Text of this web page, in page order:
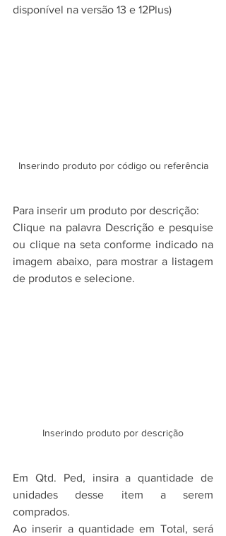
disponível na versão 13 e 12Plus)
Inserindo produto por código ou referência
Para inserir um produto por descrição:
Clique na palavra Descrição e pesquise
ou clique na seta conforme indicado na
imagem abaixo, para mostrar a listagem
de produtos e selecione.
Inserindo produto por descrição
Em Qtd. Ped, insira a quantidade de
unidades desse item a serem
comprados.
Ao inserir a quantidade em Total, será